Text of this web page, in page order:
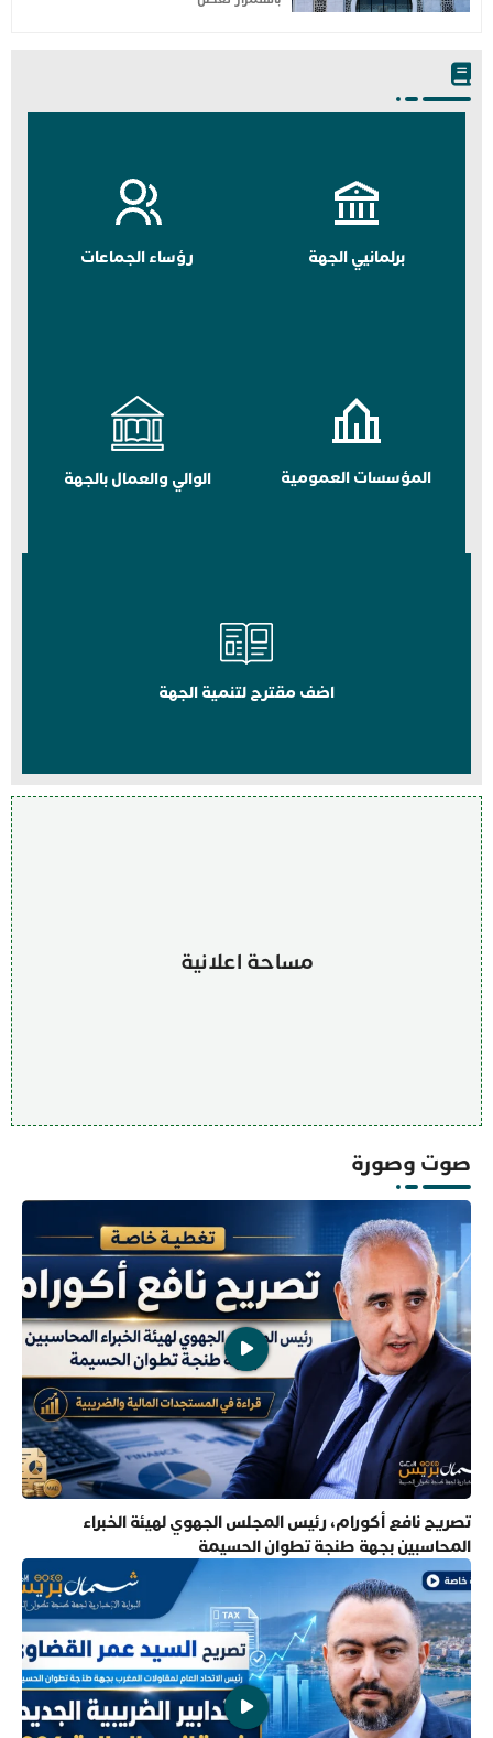
برلمانيي الجهة رؤساء الجماعات
المؤسسات العمومية الوالي والعمال بالجهة
اضف مقترح لتنمية الجهة
مساحة اعلانية
صوت وصورة
تصريح نافع أكورام، رئيس المجلس الجهوي لهيئة الخبراء
المحاسبين بجهة طنجة تطوان الحسيمة